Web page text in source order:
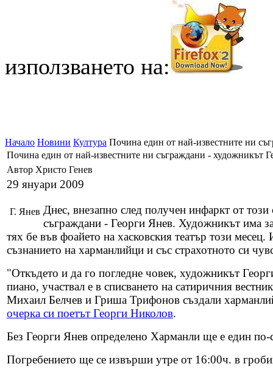
използването на:
Начало Новини Култура Почина един от най-известните ни
Почина един от най-известните ни съграждани - художникът
Автор Христо Генев
29 януари 2009
Г. Янев Днес, внезапно след получен инфаркт от
съграждани - Георги Янев. Художникът има
тях бе във фоайето на хасковския театър този
съзнанието на харманлийци и със страхотното си
"Откъдето и да го погледне човек, художникът
пиано, участвал е в списването на сатиричния
Михаил Белчев и Гриша Трифонов създали
очерка си поетът Георги Николов.
Без Георги Янев определено Харманли ще е един
Погребението ще се извърши утре от 16:00ч. в